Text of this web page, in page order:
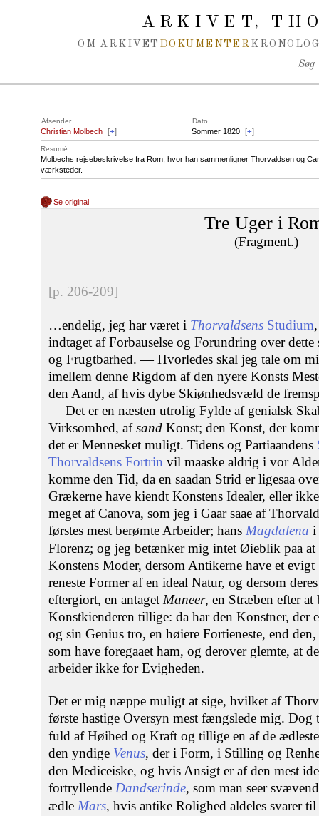
ARKIVET,
OM ARKIVET DOKUMENTER
Søg
Afsender Dato
Christian Molbech [+] Sommer 1820 [+]
Resumé
Molbechs rejsebeskrivelse fra Rom, hvor han sammenligner Thorvaldsen og
værksteder.
Se original
Tre Uger i
(Fragment.)
–––––––––––––––
[p. 206-209]
…endelig, jeg har været i Thorvaldsens Studium
indtaget af Forbauselse og Forundring over
og Frugtbarhed. — Hvorledes skal jeg tale om
imellem denne Rigdom af den nyere Konsts
den Aand, af hvis dybe Skiønhedsvæld de
— Det er en næsten utrolig Fylde af genialsk
Virksomhed, afsand Konst; den Konst, der
det er Mennesket muligt. Tidens og Partiaandens
Thorvaldsens Fortrin vil maaske aldrig i vor
komme den Tid, da en saadan Strid er ligesaa
Grækerne have kiendt Konstens Idealer, eller
meget af Canova, som jeg i Gaar saae af
førstes mest berømte Arbeider; hans Magdalena i
Florenz; og jeg betænker mig intet Øieblik paa at
Konstens Moder, dersom Antikerne have et
reneste Former af en ideal Natur, og dersom
eftergiort, en antaget Maneer, en Stræben efter at
Konstkienderen tillige: da har den Konstner, der
og sin Genius tro, en høiere Fortieneste, end
som have foregaaet ham, og derover glemte, at
arbeider ikke for Evigheden.
Det er mig næppe muligt at sige, hvilket af
første hastige Oversyn mest fængslede mig.
fuld af Høihed og Kraft og tillige en af de
den yndige Venus, der i Form, i Stilling og
den Mediceiske, og hvis Ansigt er af den mest
fortryllende Dandserinde, som man seer
ædle Mars, hvis antike Rolighed aldeles svarer